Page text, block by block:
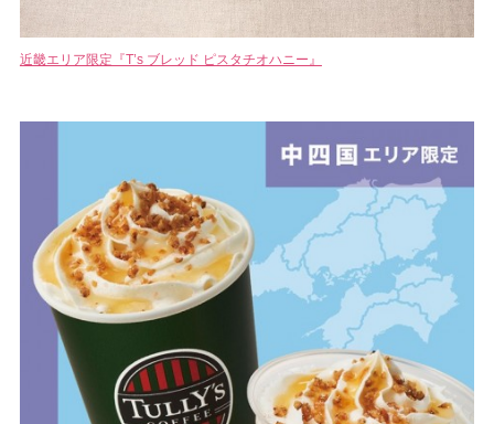
近畿エリア限定『T’s ブレッド ピスタチオハニー』